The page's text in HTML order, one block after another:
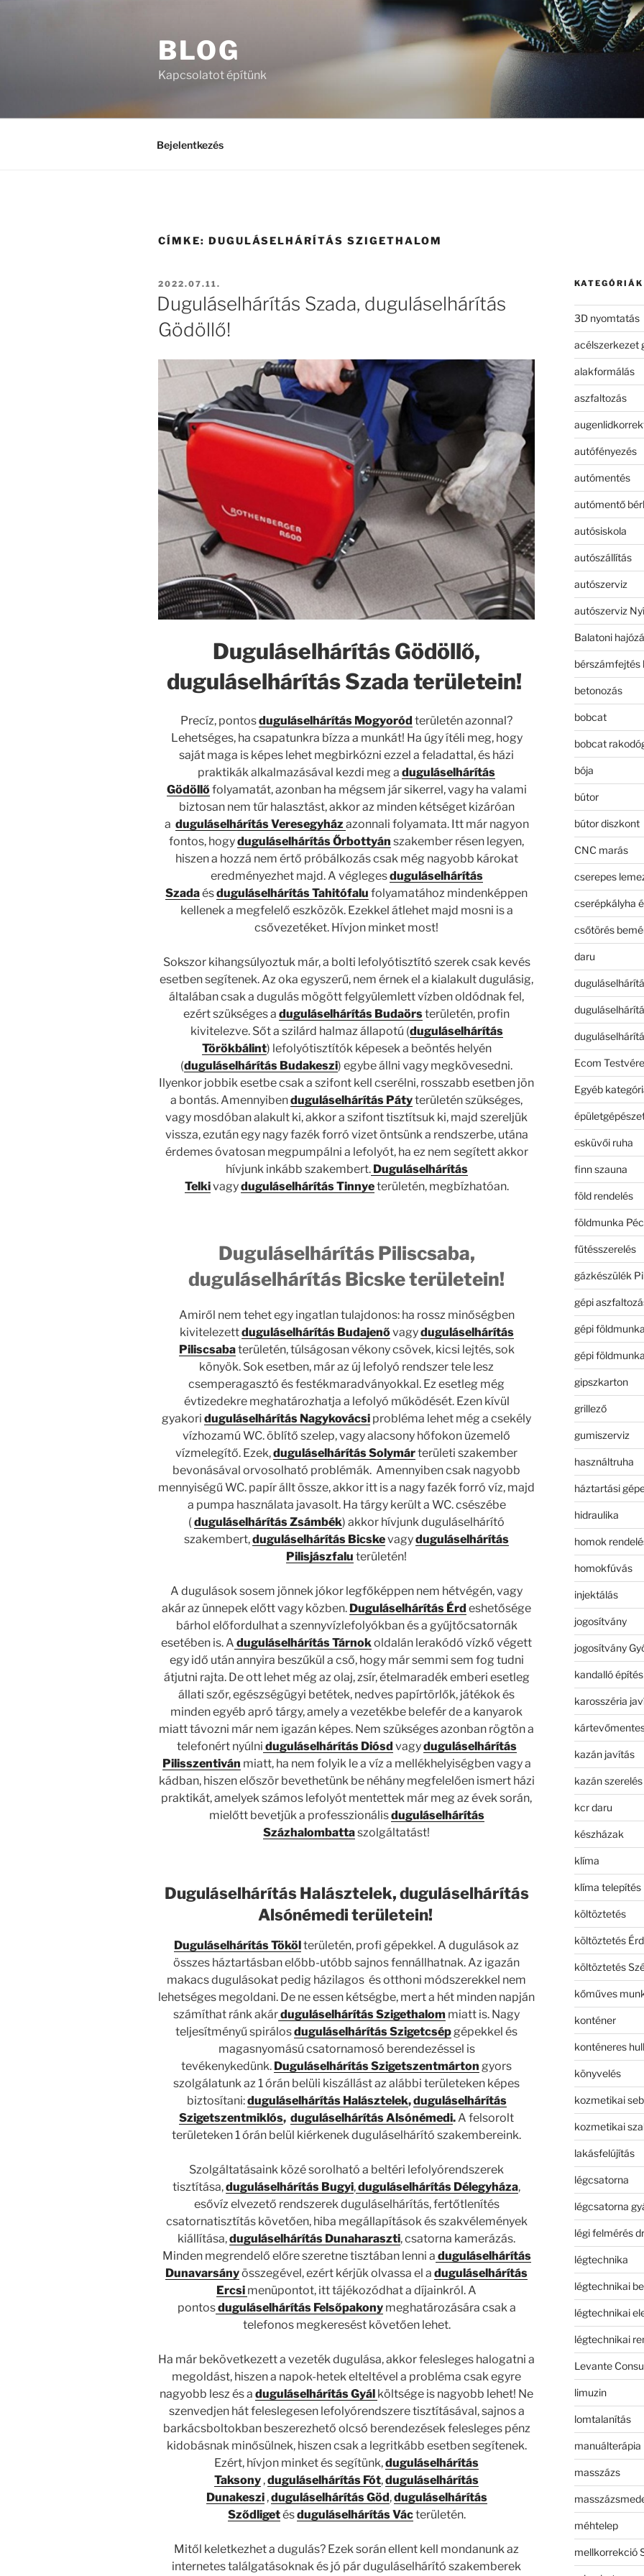
BLOG
Kapcsolatot építünk
Bejelentkezés
CÍMKE: DUGULÁSELHÁRÍTÁS SZIGETHALOM
BEKÜLDVE:
2022.07.11.
Duguláselhárítás Szada, duguláselhárítás
Gödöllő!
Duguláselhárítás Gödöllő,
duguláselhárítás Szada területein!
Precíz, pontosduguláselhárítás Mogyoród területén azonnal?
Lehetséges, ha csapatunkra bízza a munkát! Ha úgy ítéli meg, hogy
saját maga is képes lehet megbirkózni ezzel a feladattal, és házi
praktikák alkalmazásával kezdi meg a duguláselhárítás
Gödöllőfolyamatát, azonban ha mégsem jár sikerrel, vagy ha valami
biztosan nem tűr halasztást, akkor az minden kétséget kizáróan
a duguláselhárítás Veresegyház azonnali folyamata. Itt már nagyon
fontos, hogyduguláselhárítás Őrbottyán szakember résen legyen,
hiszen a hozzá nem értő próbálkozás csak még nagyobb károkat
eredményezhet majd. A véglegesduguláselhárítás
Szadaésduguláselhárítás Tahitófalu folyamatához mindenképpen
kellenek a megfelelő eszközök. Ezekkel átlehet majd mosni is a
csővezetéket. Hívjon minket most!
Sokszor kihangsúlyoztuk már, a bolti lefolyótisztító szerek csak kevés
esetben segítenek. Az oka egyszerű, nem érnek el a kialakult dugulásig,
általában csak a dugulás mögött felgyülemlett vízben oldódnak fel,
ezért szükséges aduguláselhárítás Budaörsterületén, profin
kivitelezve. Sőt a szilárd halmaz állapotú (duguláselhárítás
Törökbálint) lefolyótisztítók képesek a beöntés helyén
(duguláselhárítás Budakeszi) egybe állni vagy megkövesedni.
Ilyenkor jobbik esetbe csak a szifont kell cserélni, rosszabb esetben jön
a bontás. Amennyibenduguláselhárítás Pátyterületén szükséges,
vagy mosdóban alakult ki, akkor a szifont tisztítsuk ki, majd szereljük
vissza, ezután egy nagy fazék forró vizet öntsünk a rendszerbe, utána
érdemes óvatosan megpumpálni a lefolyót, ha ez nem segített akkor
hívjunk inkább szakembert.Duguláselhárítás
Telkivagyduguláselhárítás Tinnyeterületén, megbízhatóan.
Duguláselhárítás Piliscsaba,
duguláselhárítás Bicske területein!
Amiről nem tehet egy ingatlan tulajdonos: ha rossz minőségben
kivitelezettduguláselhárítás Budajenővagyduguláselhárítás
Piliscsabaterületén, túlságosan vékony csövek, kicsi lejtés, sok
könyök. Sok esetben, már az új lefolyó rendszer tele lesz
csemperagasztó és festékmaradványokkal. Ez esetleg még
évtizedekre meghatározhatja a lefolyó működését. Ezen kívül
gyakori duguláselhárítás Nagykovácsi probléma lehet még a csekély
vízhozamú WC. öblítő szelep, vagy alacsony hőfokon üzemelő
vízmelegítő. Ezek,duguláselhárítás Solymárterületi szakember
bevonásával orvosolható problémák. Amennyiben csak nagyobb
mennyiségű WC. papír állt össze, akkor itt is a nagy fazék forró víz, majd
a pumpa használata javasolt. Ha tárgy került a WC. csészébe
( duguláselhárítás Zsámbék) akkor hívjunk duguláselhárító
szakembert,duguláselhárítás Bicskevagyduguláselhárítás
Pilisjászfalu területén!
A dugulások sosem jönnek jókor legfőképpen nem hétvégén, vagy
akár az ünnepek előtt vagy közben. Duguláselhárítás Érd eshetősége
bárhol előfordulhat a szennyvízlefolyókban és a gyűjtőcsatornák
esetében is. A duguláselhárítás Tárnokoldalán lerakódó vízkő végett
egy idő után annyira beszűkül a cső, hogy már semmi sem fog tudni
átjutni rajta. De ott lehet még az olaj, zsír, ételmaradék emberi esetleg
állati szőr, egészségügyi betétek, nedves papírtörlők, játékok és
minden egyéb apró tárgy, amely a vezetékbe belefér de a kanyarok
miatt távozni már nem igazán képes. Nem szükséges azonban rögtön a
telefonért nyúlni duguláselhárítás Diósd vagyduguláselhárítás
Pilisszentiván miatt, ha nem folyik le a víz a mellékhelyiségben vagy a
kádban, hiszen először bevethetünk be néhány megfelelően ismert házi
praktikát, amelyek számos lefolyót mentettek már meg az évek során,
mielőtt bevetjük a professzionálisduguláselhárítás
Százhalombattaszolgáltatást!
Duguláselhárítás Halásztelek, duguláselhárítás
Alsónémedi területein!
Duguláselhárítás Tököl területén, profi gépekkel. A dugulások az
összes háztartásban előbb-utóbb sajnos fennállhatnak. Az igazán
makacs dugulásokat pedig házilagos és otthoni módszerekkel nem
lehetséges megoldani. De ne essen kétségbe, mert a hét minden napján
számíthat ránk akárduguláselhárítás Szigethalom miatt is. Nagy
teljesítményű spirálosduguláselhárítás Szigetcsépgépekkel és
magasnyomású csatornamosó berendezéssel is
tevékenykedünk. Duguláselhárítás Szigetszentmárton gyors
szolgálatunk az 1 órán belüli kiszállást az alábbi területeken képes
biztosítani:duguláselhárítás Halásztelek,duguláselhárítás
Szigetszentmiklós,duguláselhárítás Alsónémedi.A felsorolt
területeken 1 órán belül kiérkenek duguláselhárító szakembereink.
Szolgáltatásaink közé sorolható a beltéri lefolyórendszerek
tisztítása,duguláselhárítás Bugyi,duguláselhárítás Délegyháza,
esővíz elvezető rendszerek duguláselhárítás, fertőtlenítés
csatornatisztítás követően, hiba megállapítások és szakvélemények
kiállítása,duguláselhárítás Dunaharaszti, csatorna kamerázás.
Minden megrendelő előre szeretne tisztában lenni a duguláselhárítás
Dunavarsányösszegével, ezért kérjük olvassa el aduguláselhárítás
Ercsi menüpontot, itt tájékozódhat a díjainkról. A
pontosduguláselhárítás Felsőpakonymeghatározására csak a
telefonos megkeresést követően lehet.
Ha már bekövetkezett a vezeték dugulása, akkor felesleges halogatni a
megoldást, hiszen a napok-hetek elteltével a probléma csak egyre
nagyobb lesz és a duguláselhárítás Gyál költsége is nagyobb lehet! Ne
szenvedjen hát feleslegesen lefolyórendszere tisztításával, sajnos a
barkácsboltokban beszerezhető olcsó berendezések felesleges pénz
kidobásnak minősülnek, hiszen csak a legritkább esetben segítenek.
Ezért, hívjon minket és segítünk,duguláselhárítás
Taksony ,duguláselhárítás Fót,duguláselhárítás
Dunakeszi,duguláselhárítás Göd,duguláselhárítás
Sződligetésduguláselhárítás Vácterületén.
Mitől keletkezhet a dugulás? Ezek során ellent kell mondanunk az
internetes találgatásoknak és jó pár duguláselhárító szakemberek
KATEGÓRIÁK
3D nyomtatás
acélszerkezet
alakformálás
aszfaltozás
autófényezés
autómentés
autómentő
autósiskola
autószállítás
autószerviz
autószerviz
Balatoni
bérszámfejtés
betonozás
bobcat
bobcat
bója
bútor
bútor diszkont
CNC marás
cserepes
cserépkályha
csőtörés
daru
Ecom
Egyéb
esküvői ruha
finn szauna
föld rendelés
földmunka
fűtésszerelés
gázkészülék
gépi
gépi földmunka
gépi
gipszkarton
grillező
gumiszerviz
használtruha
háztartási
hidraulika
homok
homokfúvás
injektálás
jogosítvány
jogosítvány
kandalló építés
karosszéria
kazán javítás
kazán szerelés
kcr daru
készházak
klíma
klíma telepítés
költöztetés
költöztetés Érd
költöztetés
kőműves
konténer
konténeres
könyvelés
kozmetikai
kozmetikai
lakásfelújítás
légcsatorna
légcsatorna
légi felmérés
légtechnika
légtechnikai
légtechnikai
légtechnikai
Levante
limuzin
lomtalanítás
manuálterápia
masszázs
méhtelep
mellkorrekció